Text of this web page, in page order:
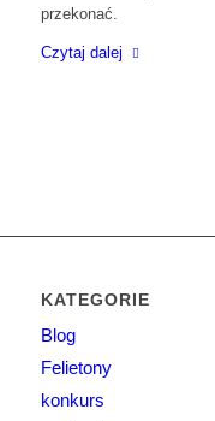
przekonać.
Czytaj dalej
KATEGORIE
Blog
Felietony
konkurs